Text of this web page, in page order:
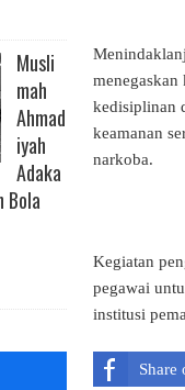
Musli
mah
Ahmad
iyah
Adaka
Bola
kedisiplinan
keamanan
narkoba.
Kegiatan
pegawai
institusi
Share